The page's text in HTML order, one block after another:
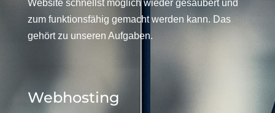
Website schnellst möglich wieder gesäubert und
zum funktionsfähig gemacht werden kann. Das
gehört zu unseren Aufgaben.
Webhosting